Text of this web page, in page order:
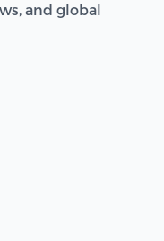
and global